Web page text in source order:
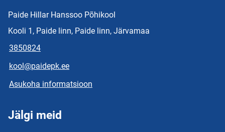
Paide Hillar Hanssoo Põhikool
Kooli 1, Paide linn, Paide linn, Järvamaa
3850824
kool@paidepk.ee
Asukoha informatsioon
Jälgi meid